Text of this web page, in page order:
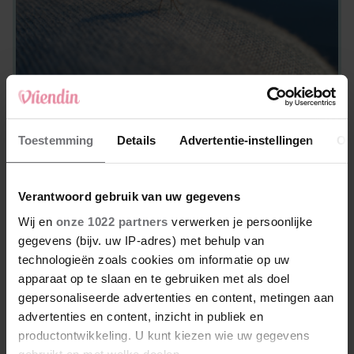
Toestemming Details Advertentie-instellingen
Verantwoord gebruik van uw gegevens
Wij en onze 1022 partners verwerken je persoonlijke
gegevens (bijv. uw IP-adres) met behulp van
technologieën zoals cookies om informatie op uw
apparaat op te slaan en te gebruiken met als doel
gepersonaliseerde advertenties en content, metingen aan
advertenties en content, inzicht in publiek en
productontwikkeling. U kunt kiezen wie uw gegevens
Last van jeukende muggenbulten? Dit
onverwachte product van HEMA biedt